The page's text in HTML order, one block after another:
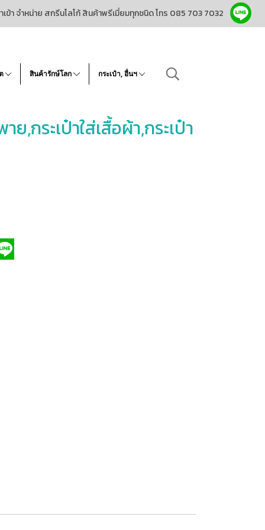
ข้า จำหน่าย สกรีนโลโก้ สินค้าพรีเมี่ยมทุกชนิด โทร 085 703 7032
สินค้ารักษ์โลก กระเป๋า, อื่นฯ
ย,กระเป๋าใส่เสื้อผ้า,กระเป๋า